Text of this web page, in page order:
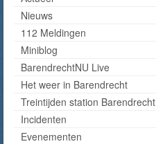
Nieuws
112 Meldingen
Miniblog
BarendrechtNU Live
Het weer in Barendrecht
Treintijden station Barendrecht
Incidenten
Evenementen